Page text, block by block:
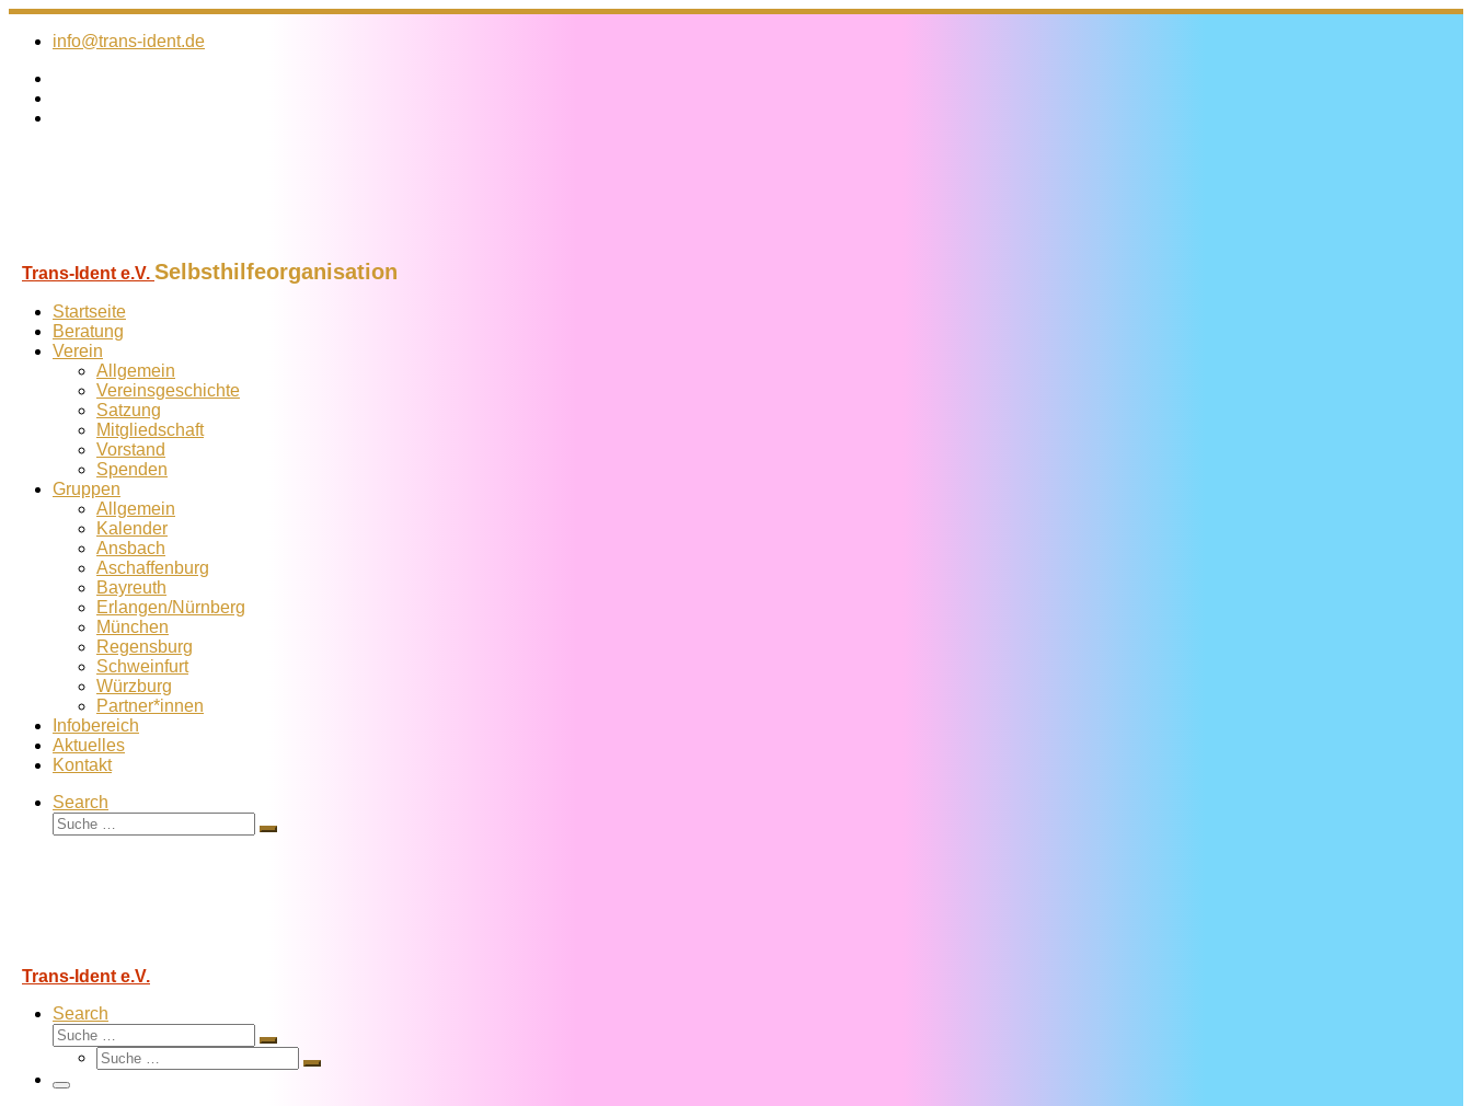
Zum
Inhalt
info@trans-ident.de
Trans-Ident e.V. Selbsthilfeorganisation
Startseite
Beratung
Verein
Allgemein
Vereins­geschichte
Satzung
Mitglied­schaft
Vorstand
Spenden
Gruppen
Allgemein
Kalender
Ansbach
Aschaffenburg
Bayreuth
Erlangen/Nürnberg
München
Regensburg
Schweinfurt
Würzburg
Partner*innen
Infobereich
Aktuelles
Kontakt
Search
Suche
Suche
Trans-Ident e.V.
Search
Suche
Suche
Suche
Suche
Menü